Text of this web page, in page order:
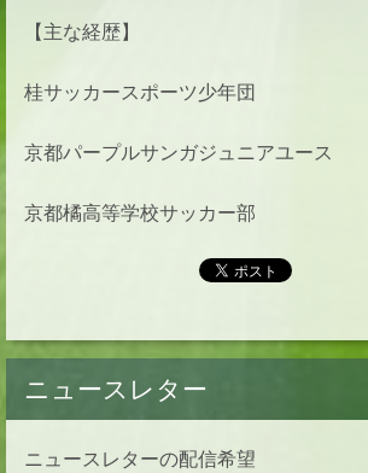
【主な経歴】
桂サッカースポーツ少年団
京都パープルサンガジュニアユース
京都橘高等学校サッカー部
ニュースレター
ニュースレターの配信希望